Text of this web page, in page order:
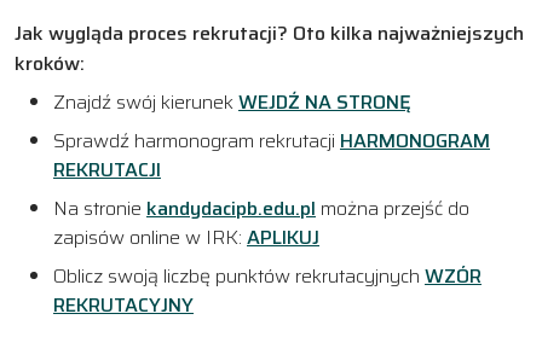
Jak wygląda proces rekrutacji? Oto kilka najważniejszych
kroków:
Znajdź swój kierunekWEJDŹ NA STRONĘ
Sprawdź harmonogram rekrutacji HARMONOGRAM
REKRUTACJI
Na stronie kandydacipb.edu.pl można przejść do
zapisów online w IRK: APLIKUJ
Oblicz swoją liczbę punktów rekrutacyjnych WZÓR
REKRUTACYJNY